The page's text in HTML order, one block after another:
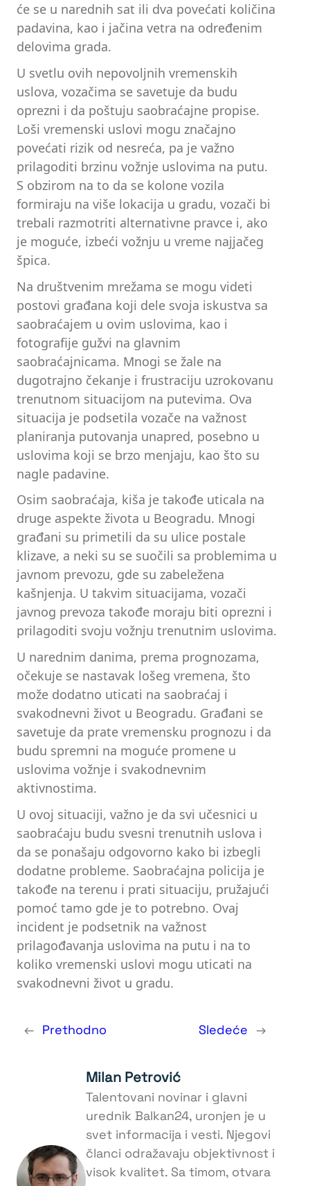
će se u narednih sat ili dva povećati količina
padavina, kao i jačina vetra na određenim
delovima grada.
U svetlu ovih nepovoljnih vremenskih
uslova, vozačima se savetuje da budu
oprezni i da poštuju saobraćajne propise.
Loši vremenski uslovi mogu značajno
povećati rizik od nesreća, pa je važno
prilagoditi brzinu vožnje uslovima na putu.
S obzirom na to da se kolone vozila
formiraju na više lokacija u gradu, vozači bi
trebali razmotriti alternativne pravce i, ako
je moguće, izbeći vožnju u vreme najjačeg
špica.
Na društvenim mrežama se mogu videti
postovi građana koji dele svoja iskustva sa
saobraćajem u ovim uslovima, kao i
fotografije gužvi na glavnim
saobraćajnicama. Mnogi se žale na
dugotrajno čekanje i frustraciju uzrokovanu
trenutnom situacijom na putevima. Ova
situacija je podsetila vozače na važnost
planiranja putovanja unapred, posebno u
uslovima koji se brzo menjaju, kao što su
nagle padavine.
Osim saobraćaja, kiša je takođe uticala na
druge aspekte života u Beogradu. Mnogi
građani su primetili da su ulice postale
klizave, a neki su se suočili sa problemima u
javnom prevozu, gde su zabeležena
kašnjenja. U takvim situacijama, vozači
javnog prevoza takođe moraju biti oprezni i
prilagoditi svoju vožnju trenutnim uslovima.
U narednim danima, prema prognozama,
očekuje se nastavak lošeg vremena, što
može dodatno uticati na saobraćaj i
svakodnevni život u Beogradu. Građani se
savetuje da prate vremensku prognozu i da
budu spremni na moguće promene u
uslovima vožnje i svakodnevnim
aktivnostima.
U ovoj situaciji, važno je da svi učesnici u
saobraćaju budu svesni trenutnih uslova i
da se ponašaju odgovorno kako bi izbegli
dodatne probleme. Saobraćajna policija je
takođe na terenu i prati situaciju, pružajući
pomoć tamo gde je to potrebno. Ovaj
incident je podsetnik na važnost
prilagođavanja uslovima na putu i na to
koliko vremenski uslovi mogu uticati na
svakodnevni život u gradu.
← Prethodno Sledeće →
Milan Petrović
Talentovani novinar i glavni
urednik Balkan24, uronjen je u
svet informacija i vesti. Njegovi
članci odražavaju objektivnost i
visok kvalitet. Sa timom, otvara